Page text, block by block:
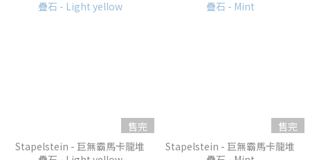
售完
Stapelstein - 巨無霸馬卡龍堆
售完
Stapelstein - 巨無霸馬卡龍堆